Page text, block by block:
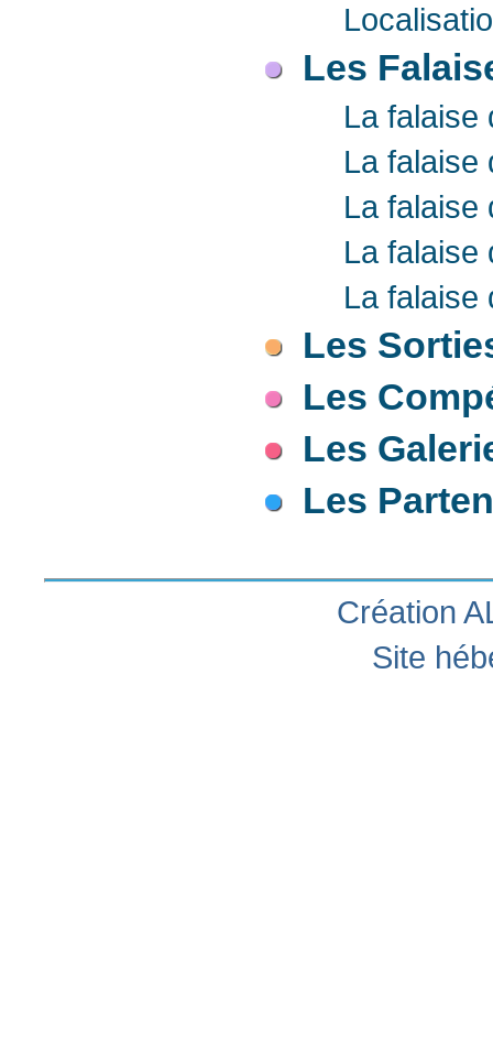
Les
La falaise
La falaise
La falaise
La falaise
La falaise
Les
Les
Les
Les
Création
Site